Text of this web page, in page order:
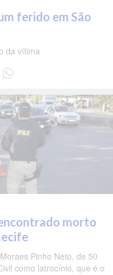
ferido em São
da vítima
morto
Pinho Neto, de 50
como latrocínio, que é o